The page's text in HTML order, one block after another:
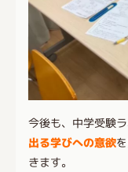
今後も、中学受験
出る学びへの意欲
きます。